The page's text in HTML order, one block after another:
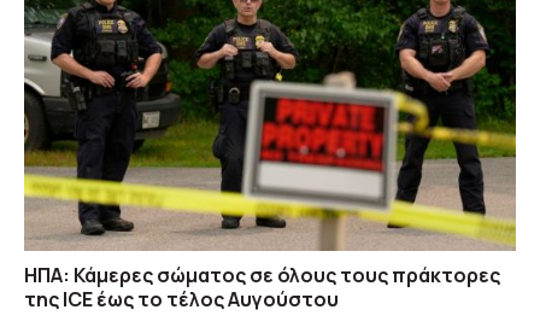
ΗΠΑ: Κάμερες σώματος σε όλους τους πράκτορες
της ICE έως το τέλος Αυγούστου